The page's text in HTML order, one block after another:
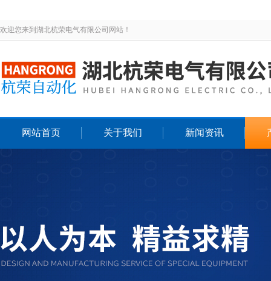
欢迎您来到湖北杭荣电气有限公司网站！
网站首页 关于我们 新闻资讯